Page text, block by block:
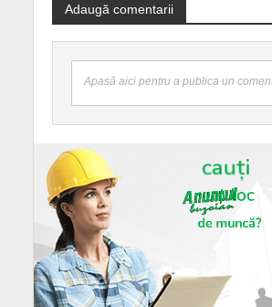
Adaugă comentarii
Apasă aici pentru a publica un